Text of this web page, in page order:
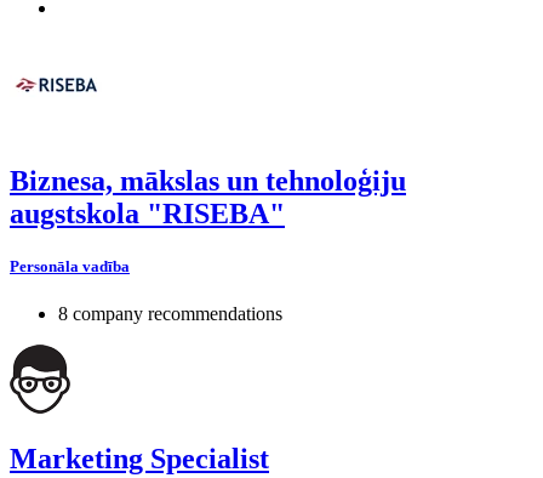
Biznesa, mākslas un tehnoloģiju
augstskola "RISEBA"
Personāla vadība
8 company recommendations
Marketing Specialist